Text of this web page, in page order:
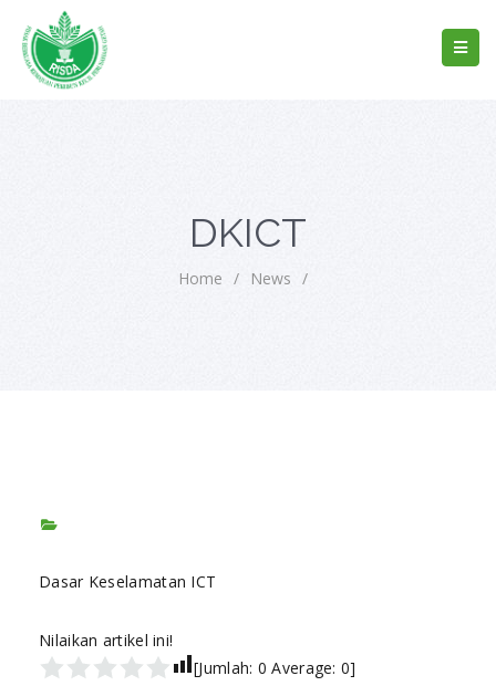
DKICT
Home / News /
Dasar Keselamatan ICT
Nilaikan artikel ini!
[Jumlah: 0 Average:0]